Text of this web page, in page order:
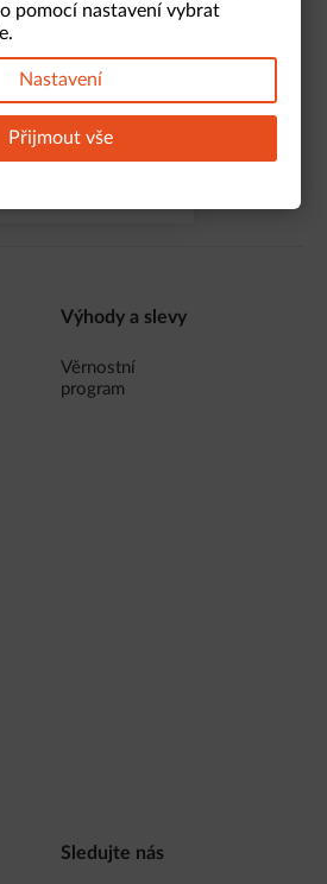
ODESLAT
Výhody a slevy
Věrnostní
program
Sledujte nás
funkcí ze sociálních
a ke zlepšení a
reklam.
vše
cookies
pomocí nastavení vybrat
Nastavení
Přijmout vše